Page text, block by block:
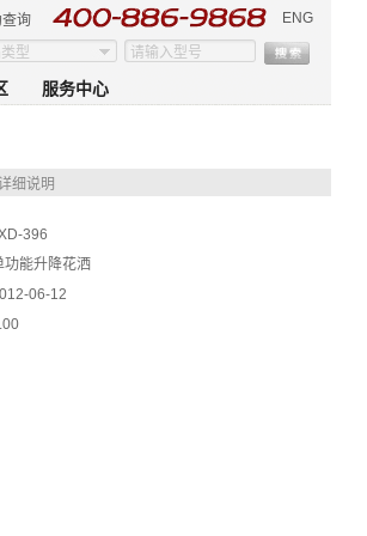
查询 ENG
服务中心
细说明
396
功能升降花洒
06-12